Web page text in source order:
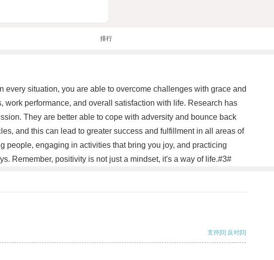
排行
situation, you are able to overcome challenges with grace and
performance, and overall satisfaction with life. Research has
They are better able to cope with adversity and bounce back
and this can lead to greater success and fulfillment in all areas of
people, engaging in activities that bring you joy, and practicing
Remember, positivity is not just a mindset, it's a way of life.#3#
支持[0] 反对[0]